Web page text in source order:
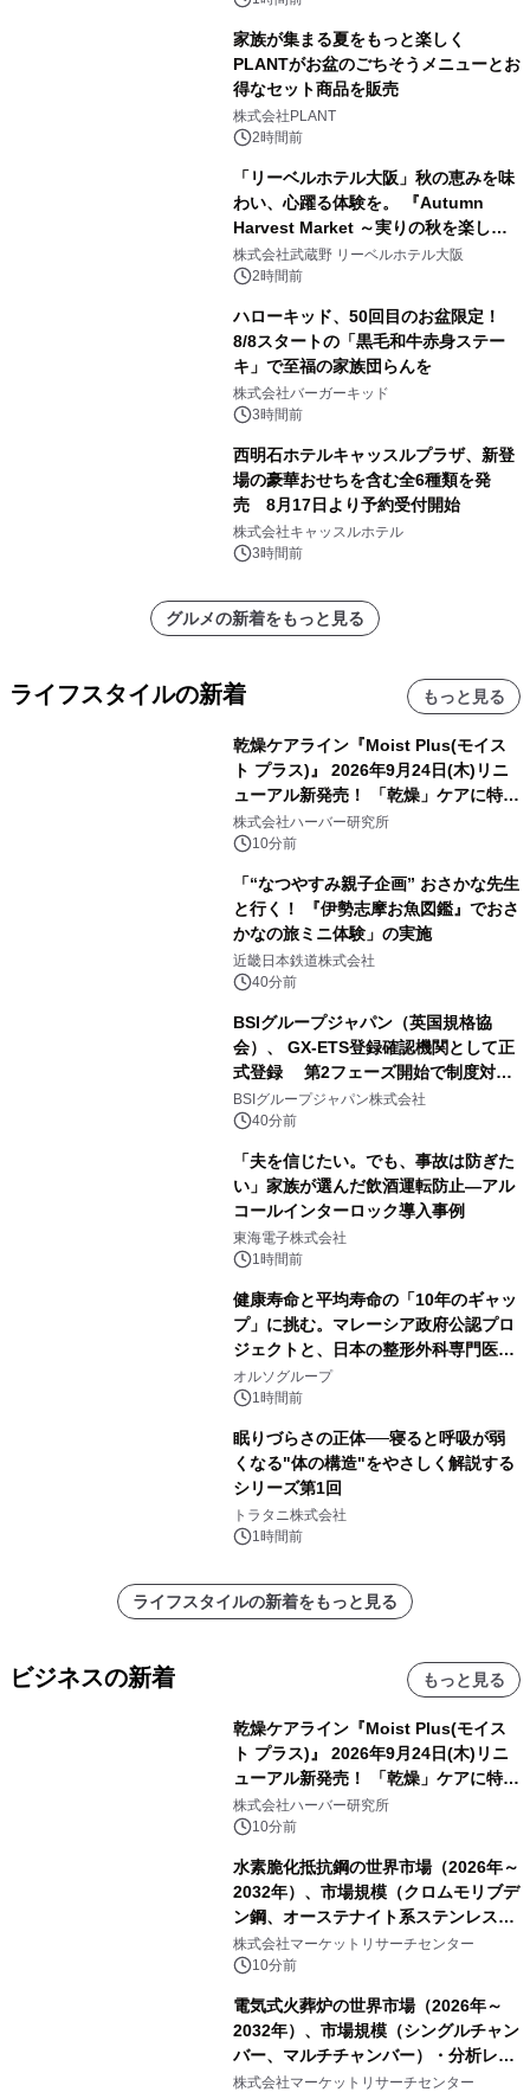
家族が集まる夏をもっと楽しく
PLANTがお盆のごちそうメニューとお
得なセット商品を販売
株式会社PLANT
2時間前
「リーベルホテル大阪」秋の恵みを味
わい、心躍る体験を。 『Autumn
Harvest Market ～実りの秋を楽しむ
ディナー&スイーツビュッフェ～』を9
月18日より開催！
株式会社武蔵野 リーベルホテル大阪
2時間前
ハローキッド、50回目のお盆限定！
8/8スタートの「黒毛和牛赤身ステー
キ」で至福の家族団らんを
株式会社バーガーキッド
3時間前
西明石ホテルキャッスルプラザ、新登
場の豪華おせちを含む全6種類を発
売 8月17日より予約受付開始
株式会社キャッスルホテル
3時間前
グルメの新着をもっと見る
ライフスタイルの新着 もっと見る
乾燥ケアライン『Moist Plus(モイス
ト プラス)』 2026年9月24日(木)リニ
ューアル新発売！ 「乾燥」ケアに特化
し、ライン使いで潤いに満ちた肌へ
株式会社ハーバー研究所
10分前
「“なつやすみ親子企画” おさかな先生
と行く！ 『伊勢志摩お魚図鑑』でおさ
かなの旅ミニ体験」の実施
近畿日本鉄道株式会社
40分前
BSIグループジャパン（英国規格協
会）、 GX-ETS登録確認機関として正
式登録 第2フェーズ開始で制度対応
が義務化、 企業の対応はどう変わるの
か？ 法的拘束力をもつGX-ETSの実
動画を公開中
BSIグループジャパン株式会社
40分前
「夫を信じたい。でも、事故は防ぎた
い」家族が選んだ飲酒運転防止―アル
コールインターロック導入事例
東海電子株式会社
1時間前
健康寿命と平均寿命の「10年のギャッ
プ」に挑む。マレーシア政府公認プロ
ジェクトと、日本の整形外科専門医が
サステナブルな「エシカル・ツバメの
巣」の共同臨床検証を開始
オルソグループ
1時間前
眠りづらさの正体──寝ると呼吸が弱
くなる"体の構造"をやさしく解説する
シリーズ第1回
トラタニ株式会社
1時間前
ライフスタイルの新着をもっと見る
ビジネスの新着 もっと見る
乾燥ケアライン『Moist Plus(モイス
ト プラス)』 2026年9月24日(木)リニ
ューアル新発売！ 「乾燥」ケアに特化
し、ライン使いで潤いに満ちた肌へ
株式会社ハーバー研究所
10分前
水素脆化抵抗鋼の世界市場（2026年～
2032年）、市場規模（クロムモリブデ
ン鋼、オーステナイト系ステンレス
鋼、その他）・分析レポートを発表
株式会社マーケットリサーチセンター
10分前
電気式火葬炉の世界市場（2026年～
2032年）、市場規模（シングルチャン
バー、マルチチャンバー）・分析レポ
ートを発表
株式会社マーケットリサーチセンター